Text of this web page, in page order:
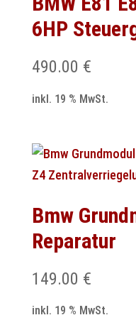
6HP
490.00 €
inkl. 19 % MwSt.
Bmw
Reparatur
149.00 €
inkl. 19 % MwSt.